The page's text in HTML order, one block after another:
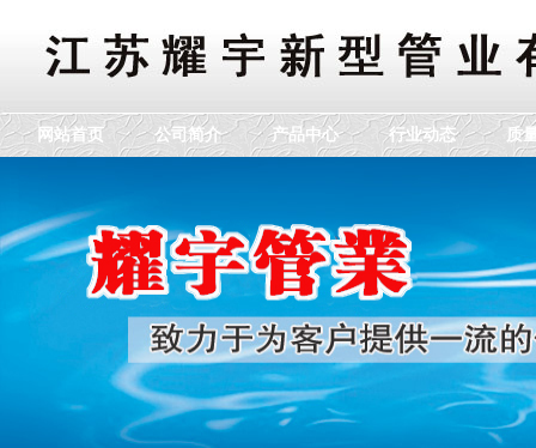
网站首页 公司简介 产品中心 行业动态 质